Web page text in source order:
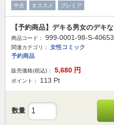
中古 オススメ プレミア
【予約商品】デキる男女のデキ
商品コード： 999-0001-98-S-
関連カテゴリ：
女性コミック
予約商品
販売価格(税込)： 5,680 円
ポイント： 113 Pt
数量